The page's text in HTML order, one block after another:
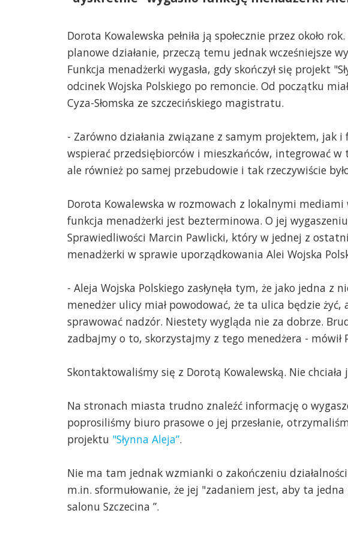
Dorota Kowalewska pełniła ją społecznie przez około
planowe działanie, przeczą temu jednak wcześniejsze
Funkcja menadżerki wygasła, gdy skończył się projekt
odcinek Wojska Polskiego po remoncie. Od początku
Cyza-Słomska ze szczecińskiego magistratu.
- Zarówno działania związane z samym projektem, jak
wspierać przedsiębiorców i mieszkańców, integrować
ale również po samej przebudowie i tak rzeczywiście
Dorota Kowalewska w rozmowach z lokalnymi mediami
funkcja menadżerki jest bezterminowa. O jej
Sprawiedliwości Marcin Pawlicki, który w jednej z
menadżerki w sprawie uporządkowania Alei Wojska
- Aleja Wojska Polskiego zasłynęła tym, że jako jedna z
menedżer ulicy miał powodować, że ta ulica będzie
sprawować nadzór. Niestety wygląda nie za dobrze.
zadbajmy o to, skorzystajmy z tego menedżera - mówił
Skontaktowaliśmy się z Dorotą Kowalewską. Nie
Na stronach miasta trudno znaleźć informację o
poprosiliśmy biuro prasowe o jej przesłanie,
projektu "Słynna Aleja”.
Nie ma tam jednak wzmianki o zakończeniu
m.in. sformułowanie, że jej "zadaniem jest, aby ta
salonu Szczecina ”.